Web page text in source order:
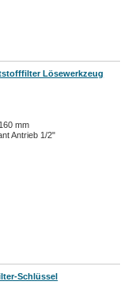
Lösewerkzeug
mm
Antrieb 1/2"
Schlüssel